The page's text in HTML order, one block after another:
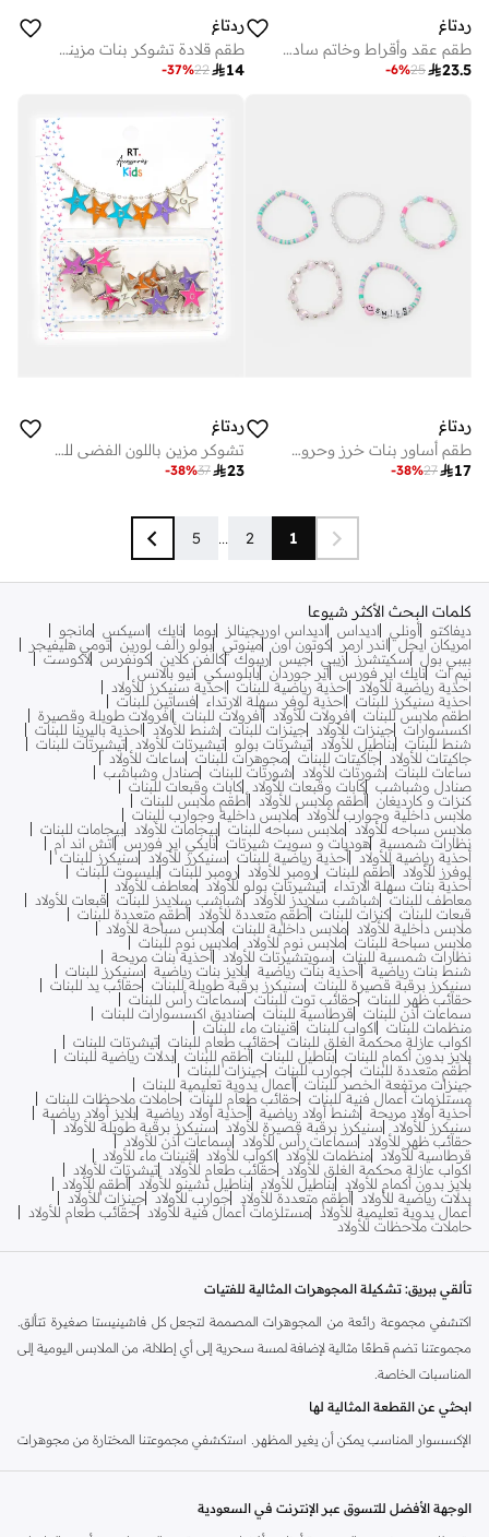
ردتاغ
طقم عقد وأقراط وخاتم سادة بألوان متنوعة للبنات 3 قطع
23.5
25
-6%
ردتاغ
طقم قلادة تشوكر بنات مزينة بفراشات ونجوم – قطعتان
14
22
-37%
ردتاغ
طقم أساور بنات خرز وحروف ملونة – 5 قطع
17
27
-38%
ردتاغ
تشوكر مزين باللون الفضي للبنات
23
37
-38%
1
2
...
5
كلمات البحث الأكثر شيوعا
ديفاكتو أونلي اديداس اديداس اوريجينالز بوما نايك اسيكس مانجو
امريكان ايجل
اندر ارمر كوتون اون مينوتي بولو رالف لورين تومي هليفيجر
بيبي بول
سكيتشرز زيبي جيس ريبوك كالفن كلاين كونفرس لاكوست
نيم ات نايك اير فورس اير جوردان بابلوسكي نيو بالانس
احذية رياضية للأولاد
احذية رياضية للبنات
احذية سنيكرز للأولاد
احذية سنيكرز للبنات
احذية لوفر سهلة الارتداء
فساتين للبنات
اطقم ملابس للبنات
افرولات للأولاد افرولات للبنات
افرولات طويلة وقصيرة
اكسسوارات جينزات للأولاد جينزات للبنات شنط للأولاد
احذية باليرينا للبنات
شنط للبنات بناطيل للأولاد تيشرتات بولو تيشيرتات للأولاد تيشيرتات للبنات
جاكيتات للأولاد جاكيتات للبنات مجوهرات للبنات
ساعات للأولاد
ساعات للبنات
شورتات للأولاد شورتات للبنات صنادل وشباشب
صنادل وشباشب كابات وقبعات للأولاد كابات وقبعات للبنات
كنزات و كارديغان أطقم ملابس للأولاد أطقم ملابس للبنات
ملابس داخلية وجوارب للأولاد ملابس داخلية وجوارب للبنات
ملابس سباحه للأولاد ملابس سباحه للبنات بيجامات للأولاد بيجامات للبنات
نظارات شمسية هوديات و سويت شيرتات نايكي اير فورس
اتش اند ام
أحذية رياضية للأولاد أحذية رياضية للبنات سنيكرز للأولاد
سنيكرز للبنات
لوفرز للأولاد أطقم للبنات رومبر للأولاد رومبر للبنات بليسوت للبنات
أحذية بنات سهلة الارتداء تيشيرتات بولو للأولاد معاطف للأولاد
معاطف للبنات
شباشب سلايدز للأولاد شباشب سلايدز للبنات
قبعات للأولاد
قبعات للبنات كنزات للبنات أطقم متعددة للأولاد أطقم متعددة للبنات
ملابس داخلية للأولاد ملابس داخلية للبنات ملابس سباحة للأولاد
ملابس سباحة للبنات ملابس نوم للأولاد ملابس نوم للبنات
نظارات شمسية للبنات
سويتشيرتات للأولاد أحذية بنات مريحة
شنط بنات رياضية أحذية بنات رياضية بلايز بنات رياضية
سنيكرز للبنات
سنيكرز برقبة قصيرة للبنات
سنيكرز برقبة طويلة للبنات حقائب يد للبنات
حقائب ظهر للبنات حقائب توت للبنات
سماعات رأس للبنات
سماعات أذن للبنات
قرطاسية للبنات صناديق اكسسوارات للبنات
منظمات للبنات
اكواب للبنات
قنينات ماء للبنات
اكواب عازلة محكمة الغلق للبنات حقائب طعام للبنات تيشرتات للبنات
بلايز بدون أكمام للبنات بناطيل للبنات أطقم للبنات بدلات رياضية للبنات
أطقم متعددة للبنات جوارب للبنات جينزات للبنات
جينزات مرتفعة الخصر للبنات أعمال يدوية تعليمية للبنات
مستلزمات أعمال فنية للبنات حقائب طعام للبنات حاملات ملاحظات للبنات
أحذية أولاد مريحة
شنط أولاد رياضية أحذية أولاد رياضية بلايز أولاد رياضية
سنيكرز للأولاد
سنيكرز برقبة قصيرة للأولاد
سنيكرز برقبة طويلة للأولاد
حقائب ظهر للأولاد
سماعات رأس للأولاد
سماعات أذن للأولاد
قرطاسية للأولاد منظمات للأولاد اكواب للأولاد
قنينات ماء للأولاد
اكواب عازلة محكمة الغلق للأولاد حقائب طعام للأولاد تيشرتات للأولاد
بلايز بدون أكمام للأولاد بناطيل للأولاد بناطيل تشينو للأولاد أطقم للأولاد
بدلات رياضية للأولاد أطقم متعددة للأولاد جوارب للأولاد جينزات للأولاد
أعمال يدوية تعليمية للأولاد مستلزمات أعمال فنية للأولاد حقائب طعام للأولاد
حاملات ملاحظات للأولاد
تألقي ببريق: تشكيلة المجوهرات المثالية للفتيات
اكتشفي مجموعة رائعة من المجوهرات المصممة لتجعل كل فاشينيستا صغيرة تتألق.
مجموعتنا تضم قطعًا مثالية لإضافة لمسة سحرية إلى أي إطلالة، من الملابس اليومية إلى
المناسبات الخاصة.
ابحثي عن القطعة المثالية لها
الإكسسوار المناسب يمكن أن يغير المظهر. استكشفي مجموعتنا المختارة من مجوهرات
قلائد:سلاسل رقيقة مع دلايات ساحرة، من الحيوانات المرحة إلى الأحجار المتلألئة.
الوجهة الأفضل للتسوق عبر الإنترنت في السعودية